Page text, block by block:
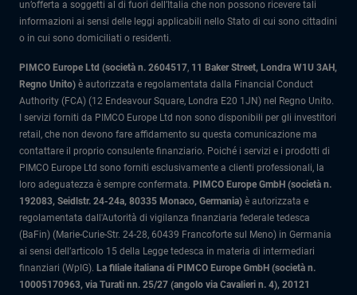
un’offerta a soggetti al di fuori dell’Italia che non possono ricevere tali
informazioni ai sensi delle leggi applicabili nello Stato di cui sono cittadini
o in cui sono domiciliati o residenti.
PIMCO Europe Ltd (società n. 2604517, 11 Baker Street, Londra W1U 3AH,
Regno Unito) è autorizzata e regolamentata dalla Financial Conduct
Authority (FCA) (12 Endeavour Square, Londra E20 1JN) nel Regno Unito.
I servizi forniti da PIMCO Europe Ltd non sono disponibili per gli investitori
retail, che non devono fare affidamento su questa comunicazione ma
contattare il proprio consulente finanziario. Poiché i servizi e i prodotti di
PIMCO Europe Ltd sono forniti esclusivamente a clienti professionali, la
loro adeguatezza è sempre confermata. PIMCO Europe GmbH (società n.
192083, Seidlstr. 24-24a, 80335 Monaco, Germania) è autorizzata e
regolamentata dall'Autorità di vigilanza finanziaria federale tedesca
(BaFin) (Marie-Curie-Str. 24-28, 60439 Francoforte sul Meno) in Germania
ai sensi dell’articolo 15 della Legge tedesca in materia di intermediari
finanziari (WpIG). La filiale italiana di PIMCO Europe GmbH (società n.
10005170963, via Turati nn. 25/27 (angolo via Cavalieri n. 4), 20121